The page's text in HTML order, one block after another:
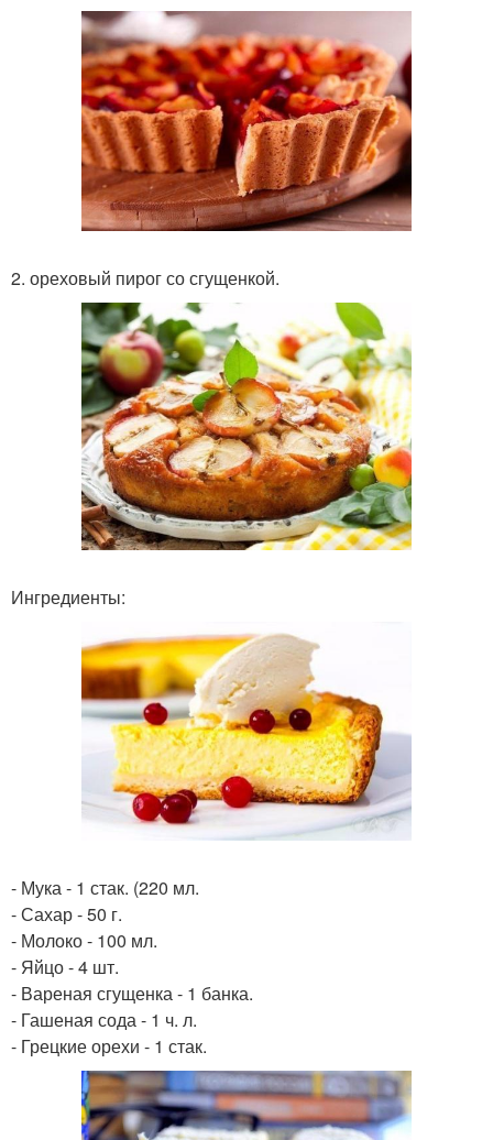
2. ореховый пирог со сгущенкой.
Ингредиенты:
- Мука - 1 стак. (220 мл.
- Сахар - 50 г.
- Молоко - 100 мл.
- Яйцо - 4 шт.
- Вареная сгущенка - 1 банка.
- Гашеная сода - 1 ч. л.
- Грецкие орехи - 1 стак.